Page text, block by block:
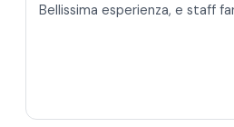
Bellissima esperienza, e staff